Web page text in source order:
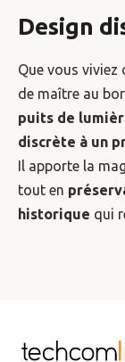
Design
Que vous viviez
de maître au
puits de
discrète à un
Il apporte la
tout en
historique qui